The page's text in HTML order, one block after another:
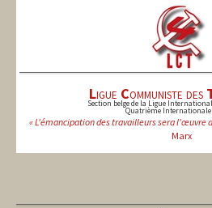
Ligue Communiste des
Section belge de la Ligue
Quatrième Internationale
« L'émancipation des travailleurs sera l'œuvre
Marx